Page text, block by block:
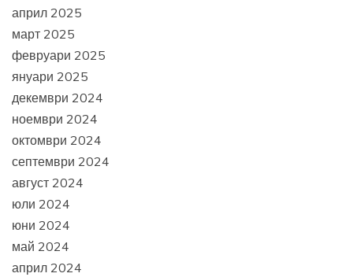
април 2025
март 2025
февруари 2025
януари 2025
декември 2024
ноември 2024
октомври 2024
септември 2024
август 2024
юли 2024
юни 2024
май 2024
април 2024